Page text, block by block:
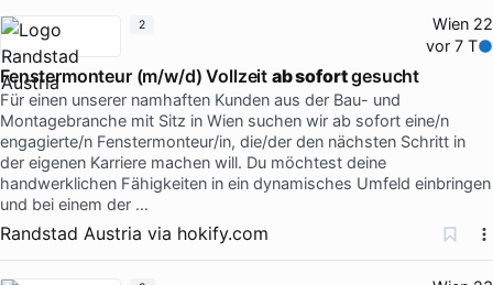
Wien 22
vor 7 T
Fenstermonteur (m/w/d) Vollzeit ab sofortgesucht
Für einen unserer namhaften Kunden aus der Bau- und
Montagebranche mit Sitz in Wien suchen wir ab sofort eine/n
engagierte/n Fenstermonteur/in, die/der den nächsten Schritt in
der eigenen Karriere machen will. Du möchtest deine
handwerklichen Fähigkeiten in ein dynamisches Umfeld einbringen
und bei einem der …
Randstad Austria via hokify.com
2